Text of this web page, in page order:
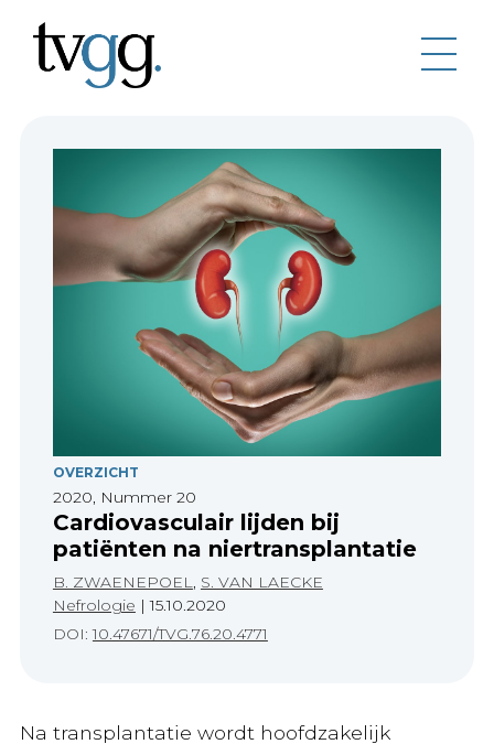
OVERZICHT
2020, Nummer 20
Cardiovasculair lijden bij
patiënten na niertransplantatie
B. ZWAENEPOEL, S. VAN LAECKE
Nefrologie |15.10.2020
DOI:10.47671/TVG.76.20.4771
Na transplantatie wordt hoofdzakelijk